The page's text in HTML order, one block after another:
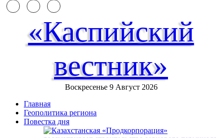
«Каспийский
вестник»
Воскресенье 9 Август 2026
Главная
Геополитика региона
Повестка дня